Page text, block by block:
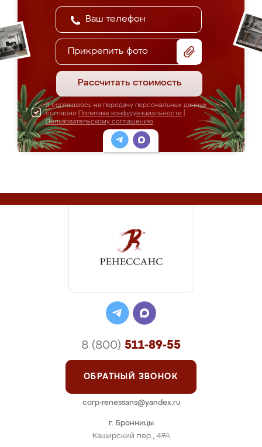
Прикрепить фото
Рассчитать стоимость
Я соглашаюсь на передачу персональных данных
согласно Политике конфиденциальности
Пользовательскому соглашению
г. Бронницы
Каширский пер., 47А
8 (800) 511-89-55
ОБРАТНЫЙ ЗВОНОК
corp-renessans@yandex.ru